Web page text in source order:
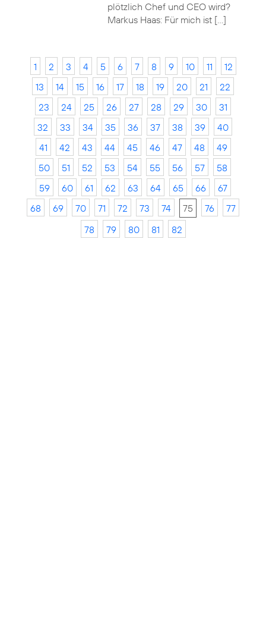
plötzlich Chef und CEO wird?
Markus Haas: Für mich ist […]
1 2 3 4 5 6 7 8 9 10 11
12
13
14 15 16 17 18 19 20 21
22
23
24 25 26 27 28 29 30
31
32
33 34 35 36 37 38 39
40
41
42 43 44 45 46 47 48
49
50
51 52 53 54 55 56 57
58
59
60 61 62 63 64 65 66
67
68
69 70 71 72 73 74 75 76
77
78
79 80 81 82